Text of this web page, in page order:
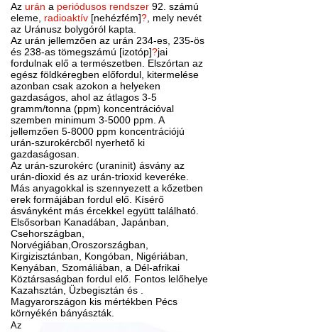
Azurán a periódusos rendszer 92. számú
eleme, radioaktív [nehézfém]?, mely nevét
az Uránusz bolygóról kapta.
Az urán jellemzően az urán 234-es, 235-ös
és 238-as tömegszámú [izotóp]?jai
fordulnak elő a természetben. Elszórtan az
egész földkéregben előfordul, kitermelése
azonban csak azokon a helyeken
gazdaságos, ahol az átlagos 3-5
gramm/tonna (ppm) koncentrációval
szemben minimum 3-5000 ppm. A
jellemzően 5-8000 ppm koncentrációjú
urán-szurokércből nyerhető ki
gazdaságosan.
Az urán-szurokérc (uraninit) ásvány az
urán-dioxid és az urán-trioxid keveréke.
Más anyagokkal is szennyezett a kőzetben
erek formájában fordul elő. Kísérő
ásványként más ércekkel együtt található.
Elsősorban Kanadában, Japánban,
Csehországban,
Norvégiában,Oroszországban,
Kirgizisztánban, Kongóban, Nigériában,
Kenyában, Szomáliában, a Dél-afrikai
Köztársaságban fordul elő. Fontos lelőhelye
Kazahsztán, Üzbegisztán és .
Magyarországon kis mértékben Pécs
környékén bányászták.
Az